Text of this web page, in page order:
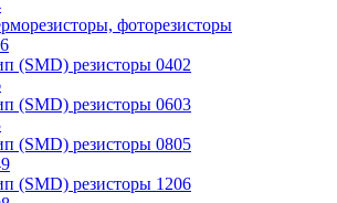
фоторезисторы
(SMD) резисторы 0402
(SMD) резисторы 0603
(SMD) резисторы 0805
(SMD) резисторы 1206